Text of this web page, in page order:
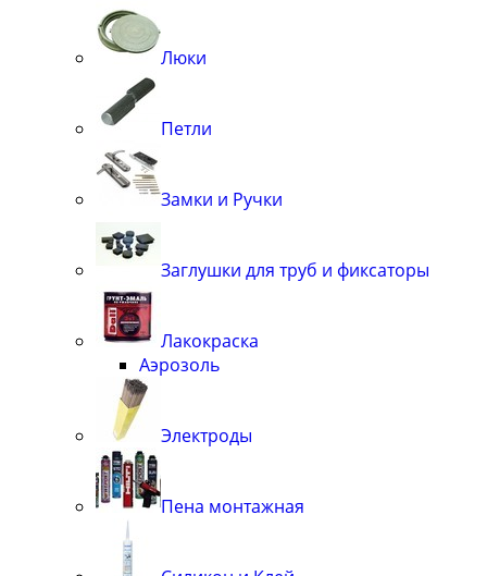
Люки
Петли
Замки и Ручки
Заглушки для труб и фиксаторы
Лакокраска
Аэрозоль
Электроды
Пена монтажная